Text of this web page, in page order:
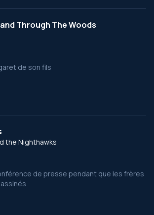
Through The Woods
de son fils
the Nighthawks
de presse pendant que les frères